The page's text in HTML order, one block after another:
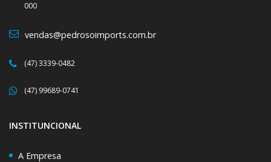
000
vendas@pedrosoimports.com.br
(47) 3339-0482
(47) 99689-0741
INSTITUNCIONAL
A Empresa